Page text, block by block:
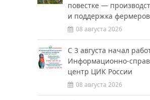
повестке —
и поддержка фермеров
08 августа 2026
С 3 августа начал
Информационно-
центр ЦИК России
08 августа 2026